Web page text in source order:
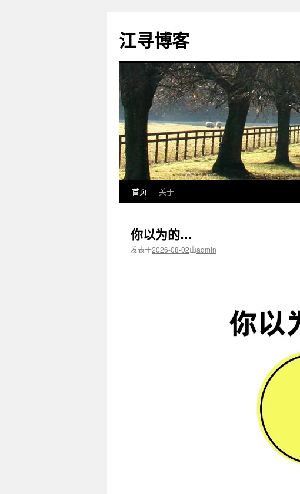
江寻博客
正
首页 关于
你以为的…
发表于2026-08-02由admin